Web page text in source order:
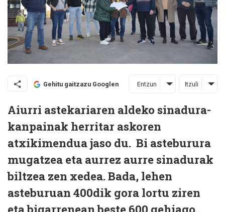
Gehitu gaitzazu Googlen Entzun Itzuli
Aiurri astekariaren aldeko sinadura-
kanpainak herritar askoren
atxikimendua jaso du. Bi asteburura
mugatzea eta aurrez aurre sinadurak
biltzea zen xedea. Bada, lehen
asteburuan 400dik gora lortu ziren